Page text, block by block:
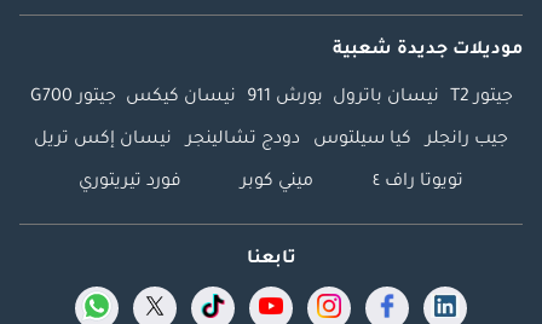
موديلات جديدة شعبية
جيتور T2 نيسان باترول بورش 911 نيسان كيكس جيتور G700
جيب رانجلر كيا سيلتوس دودج تشالينجر نيسان إكس تريل
تويوتا راف ٤ ميني كوبر فورد تيريتوري
تابعنا